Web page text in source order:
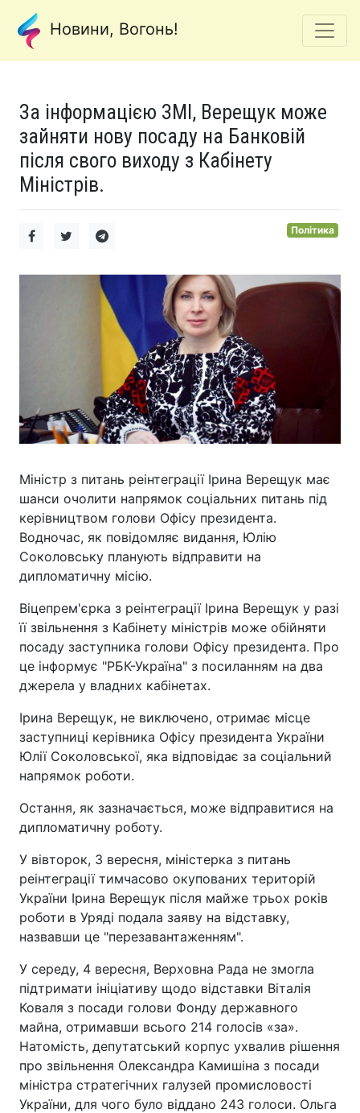
Новини, Вогонь!
За інформацією ЗМІ, Верещук може
зайняти нову посаду на Банковій
після свого виходу з Кабінету
Міністрів.
Політика
Міністр з питань реінтеграції Ірина Верещук має
шанси очолити напрямок соціальних питань під
керівництвом голови Офісу президента.
Водночас, як повідомляє видання, Юлію
Соколовську планують відправити на
дипломатичну місію.
Віцепрем'єрка з реінтеграції Ірина Верещук у разі
її звільнення з Кабінету міністрів може обійняти
посаду заступника голови Офісу президента. Про
це інформує "РБК-Україна" з посиланням на два
джерела у владних кабінетах.
Ірина Верещук, не виключено, отримає місце
заступниці керівника Офісу президента України
Юлії Соколовської, яка відповідає за соціальний
напрямок роботи.
Остання, як зазначається, може відправитися на
дипломатичну роботу.
У вівторок, 3 вересня, міністерка з питань
реінтеграції тимчасово окупованих територій
України Ірина Верещук після майже трьох років
роботи в Уряді подала заяву на відставку,
назвавши це "перезавантаженням".
У середу, 4 вересня, Верховна Рада не змогла
підтримати ініціативу щодо відставки Віталія
Коваля з посади голови Фонду державного
майна, отримавши всього 214 голосів «за».
Натомість, депутатський корпус ухвалив рішення
про звільнення Олександра Камишіна з посади
міністра стратегічних галузей промисловості
України, для чого було віддано 243 голоси. Ольга